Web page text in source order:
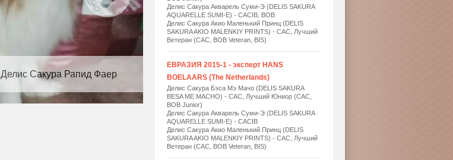
Делис Сакура Рапид Фаер
Делис Сакура Акварель Суми-Э (DELIS SAKURA
AQUARELLE SUMI-E) - САСIB, BOB
Делис Сакура Акио Маленький Принц (DELIS
SAKURA AKIO MALENKIY PRINTS) - САС, Лучший
Ветеран (САС, BOB Veteran, BIS)
ЕВРАЗИЯ 2015-1 - эксперт HANS
BOELAARS (The Netherlands)
Делис Сакура Бэса Мэ Мачо (DELIS SAKURA
BESA ME MACHO) - САС, Лучший Юниор (САС,
BOB Junior)
Делис Сакура Акварель Суми-Э (DELIS SAKURA
AQUARELLE SUMI-E) - САСIB
Делис Сакура Акио Маленький Принц (DELIS
SAKURA AKIO MALENKIY PRINTS) - САС, Лучший
Ветеран (САС, BOB Veteran, BIS)